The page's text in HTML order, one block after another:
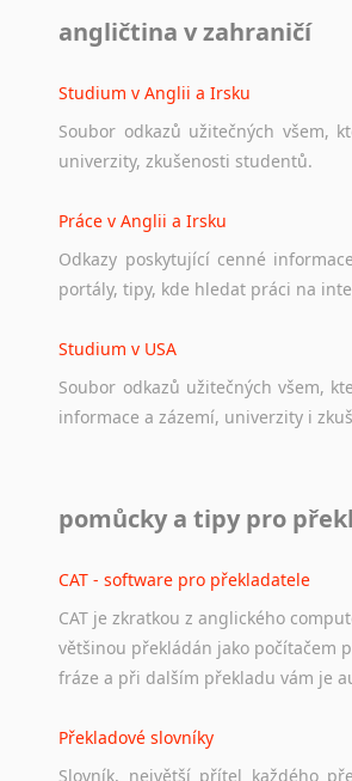
Ať už se jedná o česká diskusní
angličtina v zahraničí
Studium v Anglii a Irsku
Soubor odkazů užitečných všem,
univerzity, zkušenosti studentů.
Práce v Anglii a Irsku
Odkazy poskytující cenné informace
portály, tipy, kde hledat práci na
Studium v USA
Soubor odkazů užitečných všem,
informace a zázemí, univerzity i
Odkazy poskytující cenné informace
Studium v Austrálii
Soubor odkazů užitečných všem,
a zázemí, australské univerzity a
Práce v Austrálii
pomůcky a tipy pro
CAT - software pro překladatele
CAT je zkratkou z anglického
většinou překládán jako počítačem
fráze a při dalším překladu vám je
Překladové slovníky
Slovník, největší přítel každého